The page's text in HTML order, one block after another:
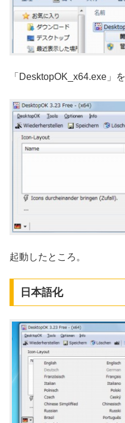
「DesktopOK_x64.exe」
起動したところ。
日本語化